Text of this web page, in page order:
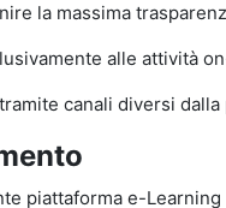
la massima
alle attività
canali diversi
piattaforma e-